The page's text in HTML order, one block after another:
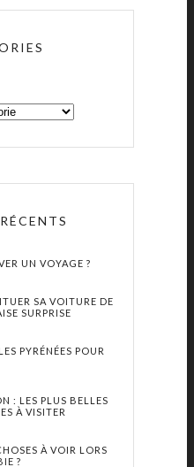
UN VOYAGE ?
SA VOITURE DE
SURPRISE
PYRÉNÉES POUR
: LES PLUS BELLES
À VISITER
À VOIR LORS
?